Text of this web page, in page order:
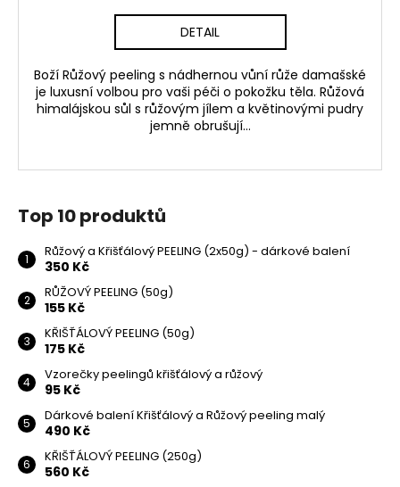
DETAIL
Boží Růžový peeling s nádhernou vůní růže damašské
je luxusní volbou pro vaši péči o pokožku těla. Růžová
himalájskou sůl s růžovým jílem a květinovými pudry
jemně obrušují...
Top 10 produktů
Růžový a Křišťálový PEELING (2x50g) - dárkové balení
350 Kč
RŮŽOVÝ PEELING (50g)
155 Kč
KŘIŠŤÁLOVÝ PEELING (50g)
175 Kč
Vzorečky peelingů křišťálový a růžový
95 Kč
Dárkové balení Křišťálový a Růžový peeling malý
490 Kč
KŘIŠŤÁLOVÝ PEELING (250g)
560 Kč